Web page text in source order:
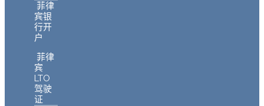
菲律
宾银
行开
户
菲律
宾
LTO
驾驶
证